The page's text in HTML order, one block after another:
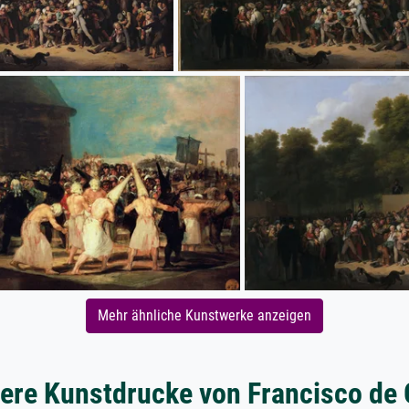
Mehr ähnliche Kunstwerke anzeigen
Kunstdrucke von Francisco de